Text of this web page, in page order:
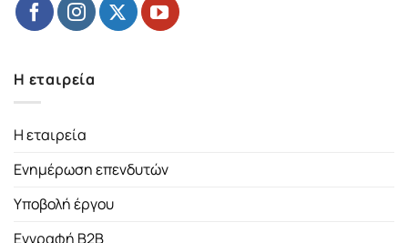
Η εταιρεία
Η εταιρεία
Ενημέρωση επενδυτών
Υποβολή έργου
Εγγραφή B2B